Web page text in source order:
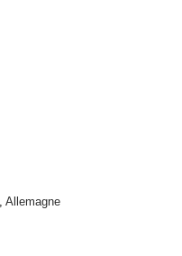
Allemagne